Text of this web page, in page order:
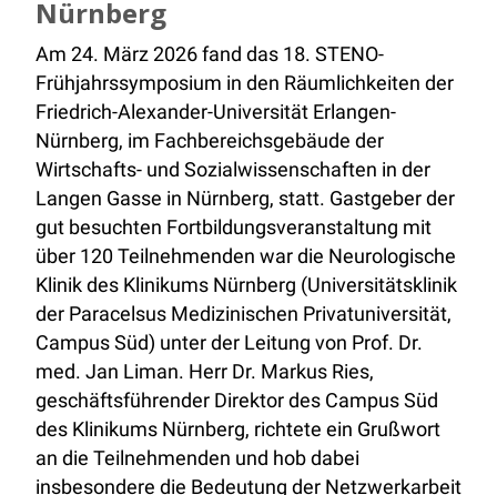
Nürnberg
Am 24. März 2026 fand das 18. STENO-
Frühjahrssymposium in den Räumlichkeiten der
Friedrich-Alexander-Universität Erlangen-
Nürnberg, im Fachbereichsgebäude der
Wirtschafts- und Sozialwissenschaften in der
Langen Gasse in Nürnberg, statt. Gastgeber der
gut besuchten Fortbildungsveranstaltung mit
über 120 Teilnehmenden war die Neurologische
Klinik des Klinikums Nürnberg (Universitätsklinik
der Paracelsus Medizinischen Privatuniversität,
Campus Süd) unter der Leitung von Prof. Dr.
med. Jan Liman. Herr Dr. Markus Ries,
geschäftsführender Direktor des Campus Süd
des Klinikums Nürnberg, richtete ein Grußwort
an die Teilnehmenden und hob dabei
insbesondere die Bedeutung der Netzwerkarbeit